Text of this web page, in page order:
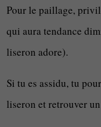
Pour le paillage,
qui aura tendance
liseron adore).
Si tu es assidu, tu
liseron et retrouver